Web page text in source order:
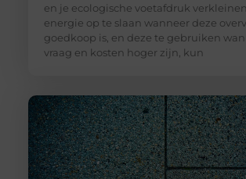
en je ecologische voetafdruk
energie op te slaan wanneer deze
goedkoop is, en deze te gebruiken
vraag en kosten hoger zijn, kun